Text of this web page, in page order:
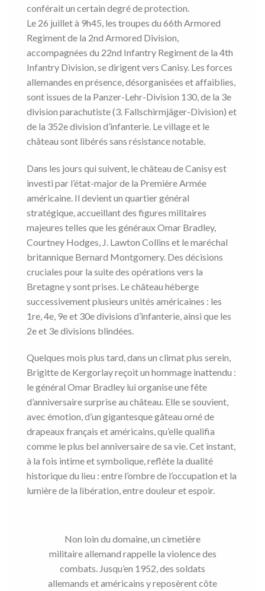
conférait un certain degré de protection.
Le 26 juillet à 9h45, les troupes du 66th Armored
Regiment de la 2nd Armored Division,
accompagnées du 22nd Infantry Regiment de la 4th
Infantry Division, se dirigent vers Canisy. Les forces
allemandes en présence, désorganisées et affaiblies,
sont issues de la Panzer-Lehr-Division 130, de la 3e
division parachutiste (3. Fallschirmjäger-Division) et
de la 352e division d’infanterie. Le village et le
château sont libérés sans résistance notable.
Dans les jours qui suivent, le château de Canisy est
investi par l’état-major de la Première Armée
américaine. Il devient un quartier général
stratégique, accueillant des figures militaires
majeures telles que les généraux Omar Bradley,
Courtney Hodges, J. Lawton Collins et le maréchal
britannique Bernard Montgomery. Des décisions
cruciales pour la suite des opérations vers la
Bretagne y sont prises. Le château héberge
successivement plusieurs unités américaines : les
1re, 4e, 9e et 30e divisions d’infanterie, ainsi que les
2e et 3e divisions blindées.
Quelques mois plus tard, dans un climat plus serein,
Brigitte de Kergorlay reçoit un hommage inattendu :
le général Omar Bradley lui organise une fête
d’anniversaire surprise au château. Elle se souvient,
avec émotion, d’un gigantesque gâteau orné de
drapeaux français et américains, qu’elle qualifia
comme le plus bel anniversaire de sa vie. Cet instant,
à la fois intime et symbolique, reflète la dualité
historique du lieu : entre l’ombre de l’occupation et la
lumière de la libération, entre douleur et espoir.
Non loin du domaine, un cimetière
militaire allemand rappelle la violence des
combats. Jusqu’en 1952, des soldats
allemands et américains y reposèrent côte